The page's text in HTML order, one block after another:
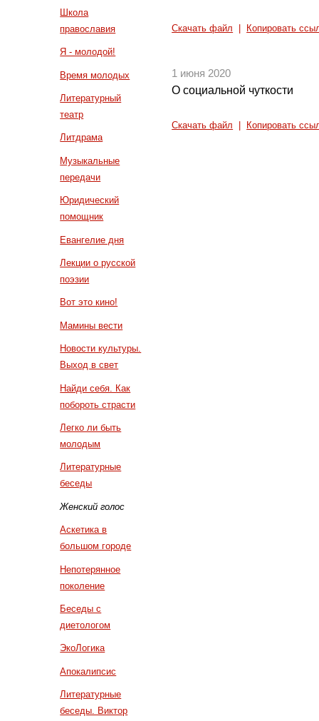
Школа
православия
Я - молодой!
Время молодых
Литературный
театр
Литдрама
Музыкальные
передачи
Юридический
помощник
Евангелие дня
Лекции о русской
поэзии
Вот это кино!
Мамины вести
Новости культуры.
Выход в свет
Найди себя. Как
побороть страсти
Легко ли быть
молодым
Литературные
беседы
Женский голос
Аскетика в
большом городе
Непотерянное
поколение
Беседы с
диетологом
ЭкоЛогика
Апокалипсис
Литературные
беседы. Виктор
Скачать файл Копировать
1 июня 2020
О социальной чуткости
Скачать файл Копировать